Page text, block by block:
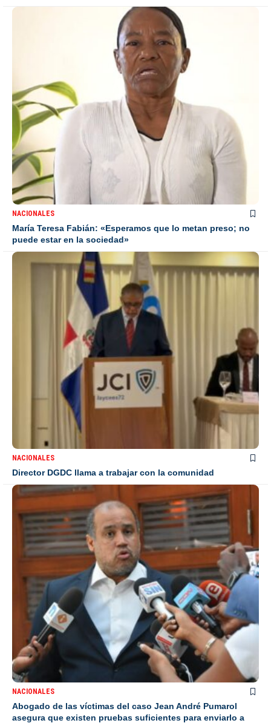
NACIONALES
María Teresa Fabián: «Esperamos que lo metan preso; no
puede estar en la sociedad»
NACIONALES
Director DGDC llama a trabajar con la comunidad
NACIONALES
Abogado de las víctimas del caso Jean André Pumarol
asegura que existen pruebas suficientes para enviarlo a